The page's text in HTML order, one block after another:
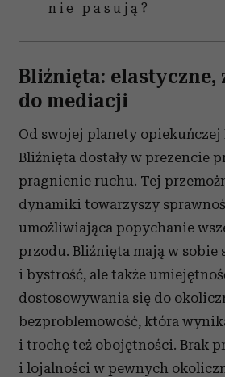
nie pasują?
Bliźnięta: elastyczne,
do mediacji
Od swojej planety opiekuńczej
Bliźnięta dostały w prezencie
pragnienie ruchu. Tej
dynamiki towarzyszy
umożliwiająca popychanie
przodu. Bliźnięta mają w sobie
i bystrość, ale także
dostosowywania się do
bezproblemowość, która
i trochę też obojętności. Brak
i lojalności w pewnych